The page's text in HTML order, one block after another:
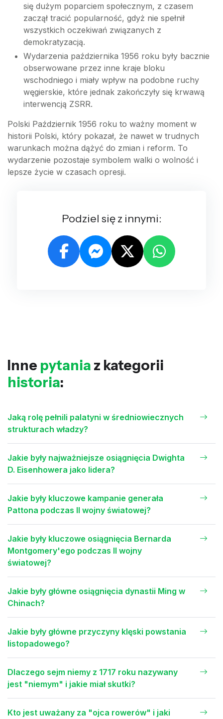
się dużym poparciem społecznym, z czasem
zaczął tracić popularność, gdyż nie spełnił
wszystkich oczekiwań związanych z
demokratyzacją.
Wydarzenia października 1956 roku były bacznie
obserwowane przez inne kraje bloku
wschodniego i miały wpływ na podobne ruchy
węgierskie, które jednak zakończyły się krwawą
interwencją ZSRR.
Polski Październik 1956 roku to ważny moment w
historii Polski, który pokazał, że nawet w trudnych
warunkach można dążyć do zmian i reform. To
wydarzenie pozostaje symbolem walki o wolność i
lepsze życie w czasach opresji.
Podziel się z innymi:
Inne pytania z kategorii
historia:
Jaką rolę pełnili palatyni w średniowiecznych
strukturach władzy?
Jakie były najważniejsze osiągnięcia Dwighta
D. Eisenhowera jako lidera?
Jakie były kluczowe kampanie generała
Pattona podczas II wojny światowej?
Jakie były kluczowe osiągnięcia Bernarda
Montgomery'ego podczas II wojny
światowej?
Jakie były główne osiągnięcia dynastii Ming w
Chinach?
Jakie były główne przyczyny klęski powstania
listopadowego?
Dlaczego sejm niemy z 1717 roku nazywany
jest "niemym" i jakie miał skutki?
Kto jest uważany za "ojca rowerów" i jaki